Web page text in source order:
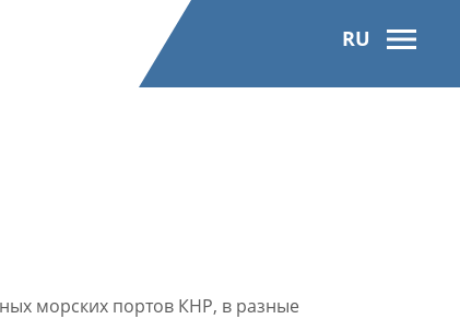
RU
морских портов КНР, в разные